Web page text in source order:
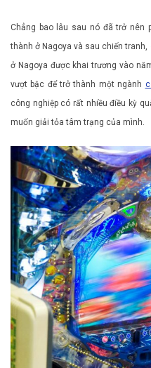
Chẳng bao lâu sau nó đã trở nên
thành ở Nagoya và sau chiến
ở Nagoya được khai trương vào
vượt bậc để trở thành một ngành
công nghiệp có rất nhiều điều kỳ
muốn giải tỏa tâm trạng của mình.